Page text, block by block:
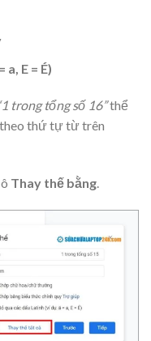
E = É)
trong tổng số 16”thể
thứ tự từ trên
Thay thế bằng.